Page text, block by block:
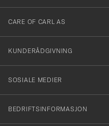
dig
till
vårt
nyhetsbrev!
CARE OF CARL AS
KUNDERÅDGIVNING
SOSIALE MEDIER
BEDRIFTSINFORMASJON